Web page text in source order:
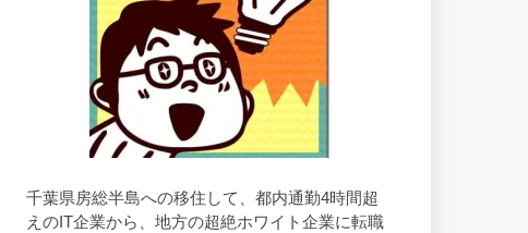
千葉県房総半島への移住して、都内通勤4時間超
えのIT企業から、地方の超絶ホワイト企業に転職